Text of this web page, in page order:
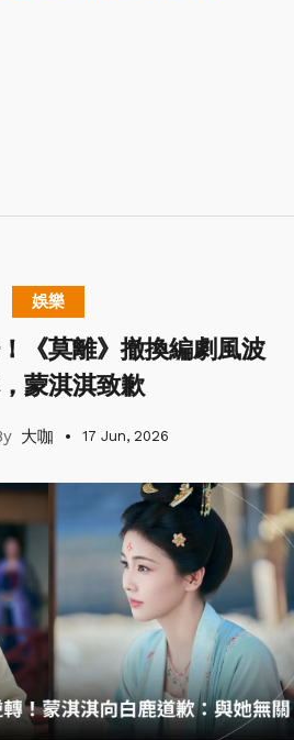
娛樂
《莫離》撤換編劇風波
蒙淇淇致歉
大咖 17 Jun, 2026